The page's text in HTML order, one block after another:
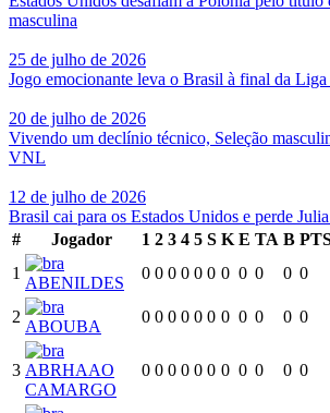
masculina
25 de julho de 2026
Jogo emocionante leva o Brasil à final da Liga
20 de julho de 2026
Vivendo um declínio técnico, Seleção
VNL
12 de julho de 2026
Brasil cai para os Estados Unidos e perde
#
Jogador 1 2 3 4 5 S K E TA B
1
ABENILDES
0 0 0 0 0 0 0 0 0 0 0
2
ABOUBA
0 0 0 0 0 0 0 0 0 0 0
3 ABRHAAO
CAMARGO
0 0 0 0 0 0 0 0 0 0 0